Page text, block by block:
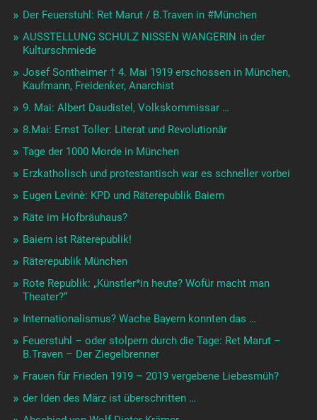
Der Feuerstuhl: Ret Marut / B.Traven in #München
AUSSTELLUNG SCHULZ NISSEN WANGERIN in der
Kulturschmiede
Josef Sontheimer † 4. Mai 1919 erschossen in München,
Kaufmann, Freidenker, Anarchist
9. Mai: Albert Daudistel, Volkskommissar …
8.Mai: Ernst Toller: Literat und Revolutionär
Tage der 1000 Morde in München
Erzkatholisch und protestantisch war es schneller vorbei
Eugen Levinè: KPD und Räterepublik Baiern
Räte im Hofbräuhaus?
Baiern ist Räterepublik!
Räterepublik München
Rote Republik: „Künstler*in heute? Wofür macht man
Theater?“
Internationalismus? Wache Bayern konnten das …
Feuerstuhl – oder stolpern durch die Tage: Ret Marut –
B.Traven – Der Ziegelbrenner
Frauen für Frieden 1919 – 2019 vergebene Liebesmüh?
der Iden des März ist überschritten …